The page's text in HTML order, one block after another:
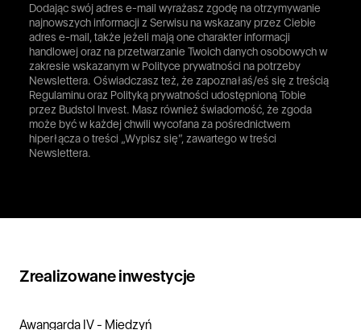
Dodając swój adres e-mail wyrażasz zgodę na otrzymywanie
najnowszych informacji z Serwisu na wskazany przez Ciebie
adres e-mail, także jeżeli mają one charakter informacji
handlowej oraz na przetwarzanie Twoich danych osobowych w
zakresie wskazanym w Polityce prywatności na potrzeby
Newslettera. Oświadczasz też, że zapoznałaś/eś się z treścią
Regulaminu oraz Polityką prywatności udostępnioną Tobie
przez Budstol Invest. Masz również świadomość, że zgoda
może być w każdej chwili wycofana za pośrednictwem
hiperłącza o treści „Wypisz się”, zawartego w treści
Newslettera.
Zrealizowane inwestycje
Awangarda IV - Miedzyń